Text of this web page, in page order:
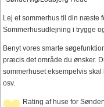
Lej et sommerhus til din næste
Sommerhusudlejning i trygge
Benyt vores smarte
præcis det område du ønsker.
sommerhuset eksempelvis
osv.
Rating af huse for